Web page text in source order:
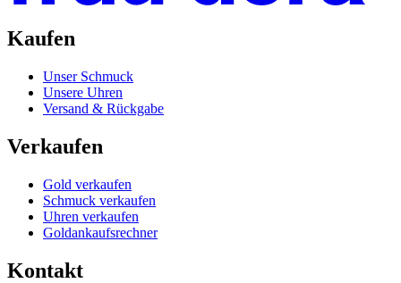
Kaufen
Unser Schmuck
Unsere Uhren
Versand & Rückgabe
Verkaufen
Gold verkaufen
Schmuck verkaufen
Uhren verkaufen
Goldankaufsrechner
Kontakt